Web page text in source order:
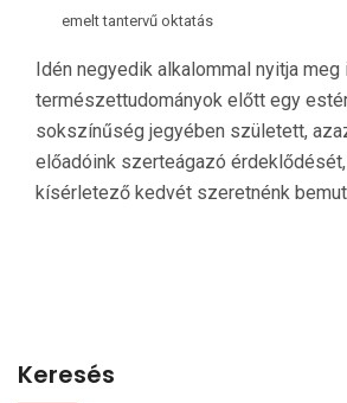
emelt tantervű oktatás
Idén negyedik alkalommal nyitja meg
természettudományok előtt egy
sokszínűség jegyében született,
előadóink szerteágazó
kísérletező kedvét szeretnénk
Keresés